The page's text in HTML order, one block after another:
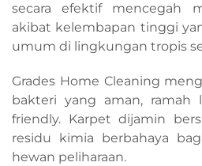
secara efektif mencegah
akibat kelembapan tinggi
umum di lingkungan tropis
Grades Home Cleaning
bakteri yang aman, ramah
friendly. Karpet dijamin
residu kimia berbahaya
hewan peliharaan.